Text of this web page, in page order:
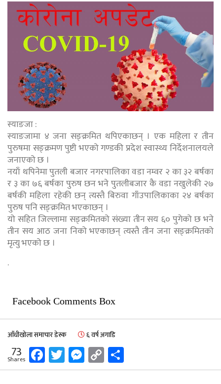
स्याङजा :
स्याङजामा ४ जना सङ्क्रमित थपिएकाछन् । एक महिला र तीन
पुरुषमा सङ्क्रमण पुष्टी भएको गण्डकी प्रदेश स्वास्थ्य निर्देशनालयले
जनाएको छ ।
नयाँ थपिनेमा पुतली बजार नगरपालिका वडा नम्वर २ का ३२ बर्षका
र ३ का ७६ बर्षका पुरुष छन भने पुतलीबजार कै वडा नखुलेकी २७
बर्षकी महिला रहेकी छन् त्यस्तै बिरुवा गाँउपालिकाका २४ बर्षका
पुरुष पनि सङ्क्रमित भएकाछन् ।
यो सहित जिल्लामा सङ्क्रमितको संख्या तीन सय ६० पुगेको छ भने
तीन सय आठ जना निको भएकाछन् त्यस्तै तीन जना सङ्क्रमितको
मृत्यु भएको छ ।
.
Facebook Comments Box
आँधीखोला समाचार डेस्क ६ वर्ष अगाडि
73
Shares Facebook
Twitter
Messenger
Copy
Link